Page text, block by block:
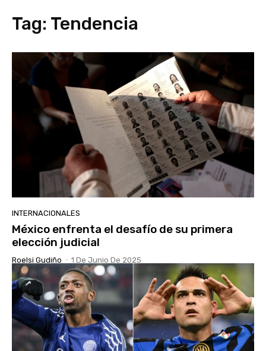
Tag: Tendencia
INTERNACIONALES
México enfrenta el desafío de su primera
elección judicial
Roelsi Gudiño - 1 De Junio De 2025